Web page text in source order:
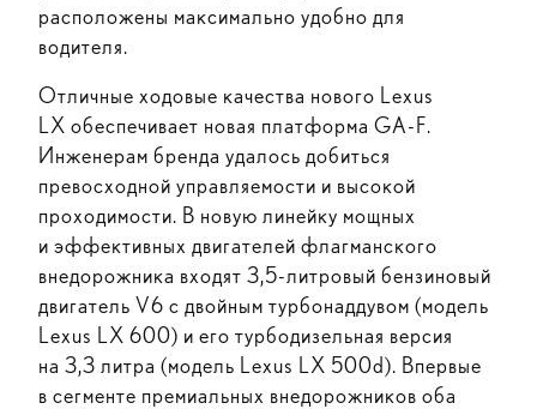
расположены максимально удобно для
водителя.
Отличные ходовые качества нового Lexus
LX обеспечивает новая платформа GA-F.
Инженерам бренда удалось добиться
превосходной управляемости и высокой
проходимости. В новую линейку мощных
и эффективных двигателей флагманского
внедорожника входят 3,5-литровый бензиновый
двигатель V6 с двойным турбонаддувом (модель
Lexus LX 600) и его турбодизельная версия
на 3,3 литра (модель Lexus LX 500d). Впервые
в сегменте премиальных внедорожников оба